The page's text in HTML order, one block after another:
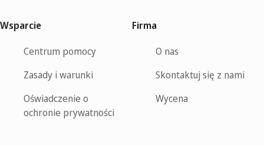
Wsparcie
Centrum pomocy
Zasady i warunki
Oświadczenie o
ochronie prywatności
Firma
O nas
Skontaktuj się z nami
Wycena